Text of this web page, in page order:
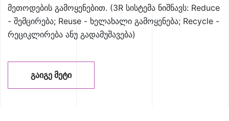
მეთოდების გამოყენებით. (3R სისტემა ნიშნავს: Reduce
- შემცირება; Reuse - ხელახალი გამოყენება; Recycle -
რეციკლირება ანუ გადამუშავება)
ᲒᲐᲘᲒᲔ ᲛᲔᲢᲘ